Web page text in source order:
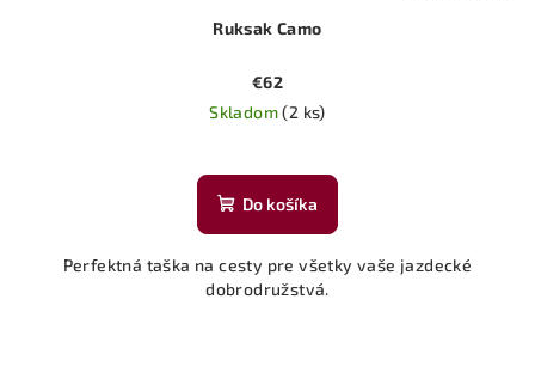
Ruksak Camo
€62
Skladom(2 ks)
Do košíka
Perfektná taška na cesty pre všetky vaše jazdecké
dobrodružstvá.